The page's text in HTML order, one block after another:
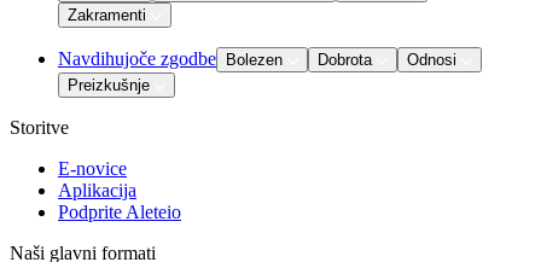
Zakramenti
Navdihujoče zgodbe Bolezen Dobrota
Odnosi
Preizkušnje
Storitve
E-novice
Aplikacija
Podprite Aleteio
Naši glavni formati